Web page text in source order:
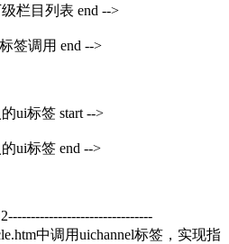
目列表 end -->
调用 end -->
ui标签 start -->
ui标签 end -->
中调用uichannel标签，实现指